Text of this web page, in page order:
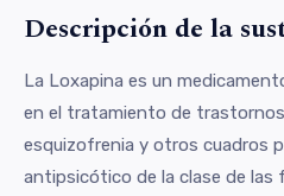
Descripción de la
La Loxapina es un
en el tratamiento de
esquizofrenia y otros cuadros
antipsicótico de la clase de las